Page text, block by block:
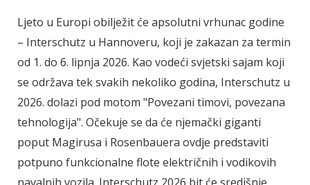
Ljeto u Europi obilježit će apsolutni vrhunac godine
– Interschutz u Hannoveru, koji je zakazan za termin
od 1. do 6. lipnja 2026. Kao vodeći svjetski sajam koji
se održava tek svakih nekoliko godina, Interschutz u
2026. dolazi pod motom "Povezani timovi, povezana
tehnologija". Očekuje se da će njemački giganti
poput Magirusa i Rosenbauera ovdje predstaviti
potpuno funkcionalne flote električnih i vodikovih